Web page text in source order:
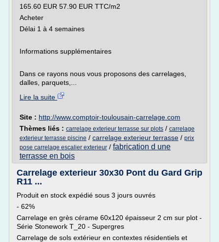
165.60 EUR 57.90 EUR TTC/m2
Acheter
Délai 1 à 4 semaines
Informations supplémentaires
Dans ce rayons nous vous proposons des carrelages,
dalles, parquets,...
Lire la suite
Site : http://www.comptoir-toulousain-carrelage.com
Thèmes liés : carrelage exterieur terrasse sur plots / carrelage
exterieur terrasse piscine / carrelage exterieur terrasse / prix
pose carrelage escalier exterieur / fabrication d une
terrasse en bois
Carrelage exterieur 30x30 Pont du Gard Grip
R11 ...
Produit en stock expédié sous 3 jours ouvrés
- 62%
Carrelage en grès cérame 60x120 épaisseur 2 cm sur plot -
Série Stonework T_20 - Supergres
Carrelage de sols extérieur en contextes résidentiels et